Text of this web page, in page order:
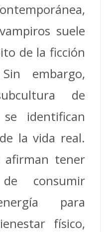
suele
de la ficción
embargo,
de
identifican
la vida real.
afirman tener
consumir
para
físico,